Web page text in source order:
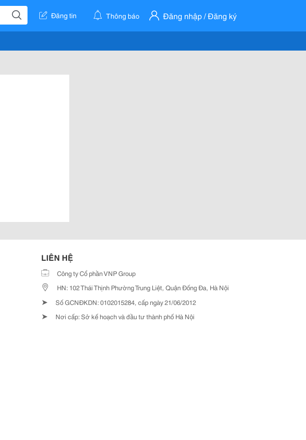
Đăng tin Thông báo Đăng nhập / Đăng ký
LIÊN HỆ
Công ty Cổ phần VNP Group
HN: 102 Thái Thịnh Phường Trung Liệt, Quận Đống Đa, Hà Nội
➤ Số GCNĐKDN: 0102015284, cấp ngày 21/06/2012
➤ Nơi cấp: Sở kế hoạch và đầu tư thành phố Hà Nội